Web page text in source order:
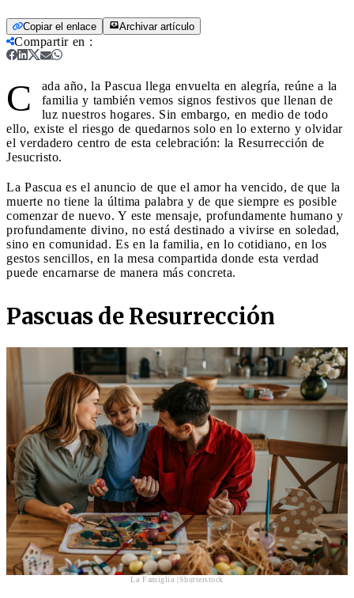
Copiar el enlace Archivar artículo
Compartir en :
C
ada año, la Pascua llega envuelta en alegría, reúne a la
familia y también vemos signos festivos que llenan de
luz nuestros hogares. Sin embargo, en medio de todo
ello, existe el riesgo de quedarnos solo en lo externo y olvidar
el verdadero centro de esta celebración: la Resurrección de
Jesucristo.
La Pascua es el anuncio de que el amor ha vencido, de que la
muerte no tiene la última palabra y de que siempre es posible
comenzar de nuevo. Y este mensaje, profundamente humano y
profundamente divino, no está destinado a vivirse en soledad,
sino en comunidad. Es en la familia, en lo cotidiano, en los
gestos sencillos, en la mesa compartida donde esta verdad
puede encarnarse de manera más concreta.
Pascuas de Resurrección
La Famiglia |Shutterstock